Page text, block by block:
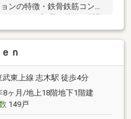
ンの特徴・鉄骨鉄筋コンク
ロック▼お部屋の特徴・間取
平米▼設備・浴室に換気
水器付▼リフォーム内容
テムキッチン交換・ユニッ
換・便器・便座交換・フロ
▼周辺環境・ファミリーマ
・TAIRAYA志木店 約60ｍ
手伝いします。物件の詳
い合わせください。
ｎ
武東上線 志木駅 徒歩4分
8ヶ月/地上18階地下1階建
149戸